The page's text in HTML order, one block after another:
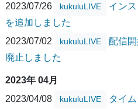
2023/07/26
kukuluLIVE
イン
を追加しました
2023/07/02
kukuluLIVE
配信
廃止しました
2023年 04月
2023/04/08
kukuluLIVE
タイ